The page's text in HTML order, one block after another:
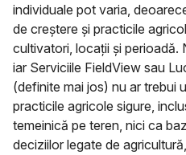
individuale pot varia,
de creștere și practicile
cultivatori, locații și perioadă.
iar Serviciile FieldView sau
(definite mai jos) nu ar trebui
practicile agricole sigure,
temeinică pe teren, nici ca
deciziilor legate de